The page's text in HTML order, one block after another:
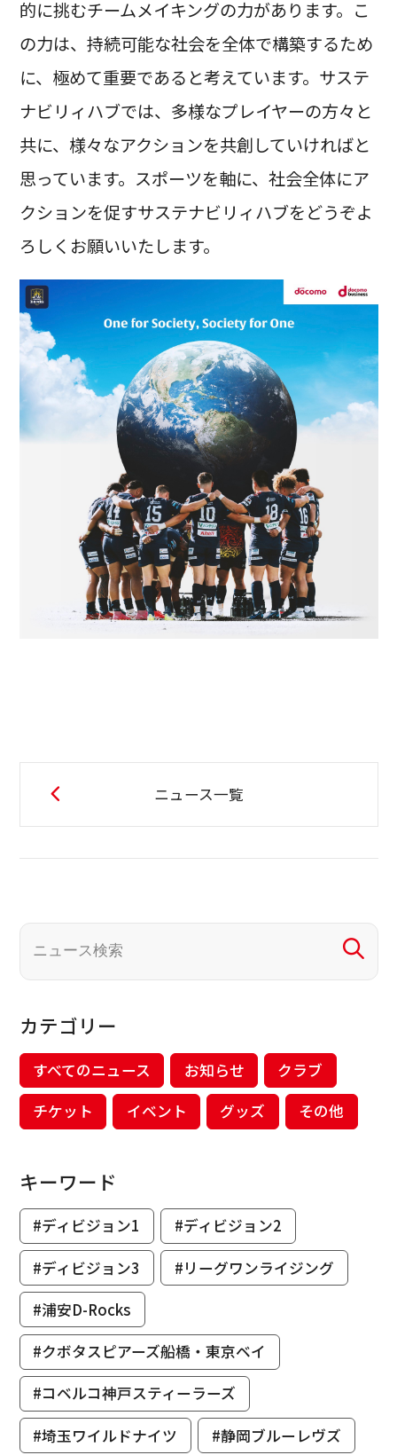
的に挑むチームメイキングの力があります。こ
の力は、持続可能な社会を全体で構築するため
に、極めて重要であると考えています。サステ
ナビリィハブでは、多様なプレイヤーの方々と
共に、様々なアクションを共創していければと
思っています。スポーツを軸に、社会全体にア
クションを促すサステナビリィハブをどうぞよ
ろしくお願いいたします。
ニュース一覧
カテゴリー
すべてのニュース お知らせ
クラブ
チケット
イベント グッズ その他
キーワード
#ディビジョン1
#ディビジョン2
#ディビジョン3
#リーグワンライジング
#浦安D-Rocks
#クボタスピアーズ船橋・東京ベイ
#コベルコ神戸スティーラーズ
#埼玉ワイルドナイツ
#静岡ブルーレヴズ